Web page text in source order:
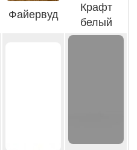
Файервуд
Крафт
белый